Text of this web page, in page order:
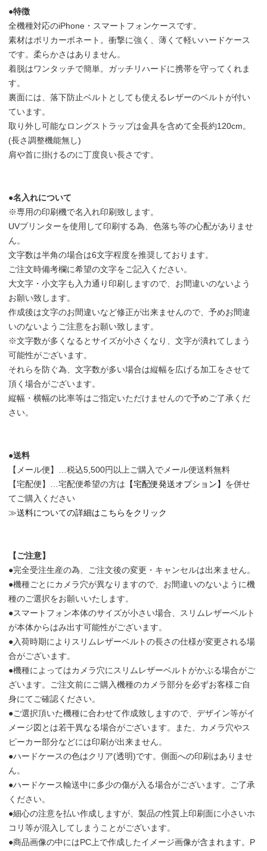
●特徴
全機種対応のiPhone・スマートフォンケースです。
素材はポリカーボネート。衝撃に強く、薄くて軽いハードケース
です。柔らかさはありません。
着脱はワンタッチで簡単。ガッチリハードに携帯を守ってくれま
す。
裏面には、落下防止ベルトとしても使えるレザーのベルトが付い
ています。
取り外し可能なロングストラップは金具を含めて全長約120cm。
(長さ調整機能無し)
肩や首に掛けるのに丁度良い長さです。
●名入れについて
※専用の印刷機で名入れ印刷致します。
UVプリンターを使用して印刷する為、色落ち等の心配がありませ
ん。
文字数は半角の場合は6文字程度を推奨しております。
ご注文時備考欄に希望の文字をご記入ください。
大文字・小文字も入力通り印刷しますので、お間違いのないよう
お願い致します。
作成後は文字のお間違いなど修正が出来ませんので、予めお間違
いのないようご注意をお願い致します。
※文字数が多くなるとサイズが小さくなり、文字が潰れてしまう
可能性がございます。
それらを防ぐ為、文字数が多い場合は縦幅を広げる加工をさせて
頂く場合がございます。
縦幅・横幅の比率等はご指定いただけませんので予めご了承くだ
さい。
●送料
【メール便】…税込5,500円以上ご購入でメール便送料無料
【宅配便】…宅配便希望の方は 【宅配便発送オプション】 を併せ
てご購入ください
≫送料についての詳細はこちらをクリック
【ご注意】
●完全受注生産の為、ご注文後の変更・キャンセルは出来ません。
●機種ごとにカメラ穴が異なりますので、お間違いのないように機
種のご選択をお願いいたします。
●スマートフォン本体のサイズが小さい場合、スリムレザーベルト
が本体からはみ出す可能性がございます。
●入荷時期によりスリムレザーベルトの長さの仕様が変更される場
合がございます。
●機種によってはカメラ穴にスリムレザーベルトがかぶる場合がご
ざいます。ご注文前にご購入機種のカメラ部分を必ずお客様ご自
身にてご確認ください。
●ご選択頂いた機種に合わせて作成致しますので、デザイン等がイ
メージ図とは若干異なる場合がございます。また、カメラ穴やス
ピーカー部分などには印刷が出来ません。
●ハードケースの色はクリア(透明)です。側面への印刷はありませ
ん。
●ハードケース輸送中に多少の傷が入る場合がございます。ご了承
ください。
●細心の注意を払い作成しますが、製品の性質上印刷面に小さいホ
コリ等が混入してしまうことがございます。
●商品画像の中にはPC上で作成したイメージ画像が含まれます。P